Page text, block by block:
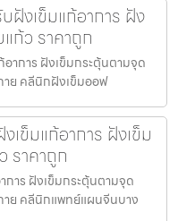
งเข็มแก้อาการ ฝัง
ก้ว ราคาถูก
าการ ฝังเข็มกระตุ้นตามจุด
าย คลีนิกฝังเข็มออฟ
ข็มแก้อาการ ฝังเข็ม
ราคาถูก
าร ฝังเข็มกระตุ้นตามจุด
าย คลีนิกแพทย์แผนจีนบาง